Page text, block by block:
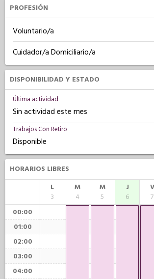
PROFESIÓN
Voluntario/a
Cuidador/a Domiciliario/a
DISPONIBILIDAD Y ESTADO
Última actividad
Sin actividad este mes
Trabajos Con Retiro
Disponible
HORARIOS LIBRES
L
3
M
4
M
5
J
6
V
7
00:00
01:00
02:00
03:00
04:00